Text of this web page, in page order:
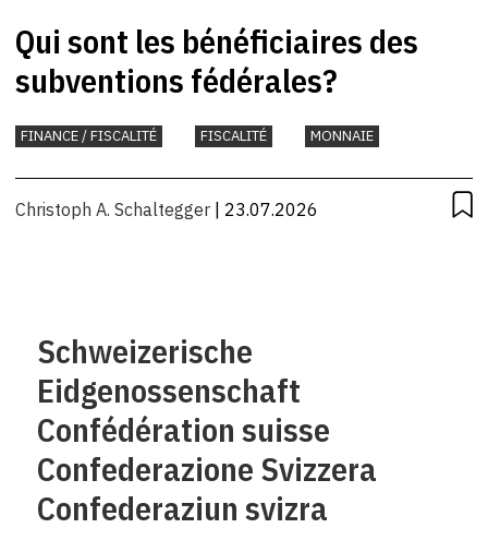
Qui sont les bénéficiaires des
subventions fédérales?
FINANCE / FISCALITÉ FISCALITÉ MONNAIE
Christoph A. Schaltegger | 23.07.2026
Schweizerische
Eidgenossenschaft
Confédération suisse
Confederazione Svizzera
Confederaziun svizra